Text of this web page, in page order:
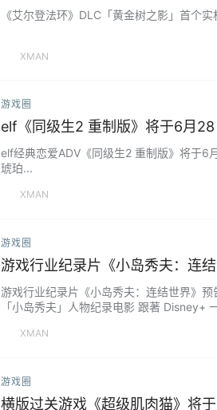
《艾尔登法环》DLC「黄金树之影」首个
XMAN
游戏圈
elf《同级生2 重制版》将于6月28
elf经典恋爱ADV《同级生2 重制版》将于6
琥珀...
XMAN
游戏圈
游戏行业纪录片《小岛秀夫：连
游戏行业纪录片《小岛秀夫：连结世界》
「小岛秀夫」人物纪录电影 跟著 Disney+
XMAN
游戏圈
横版过关游戏《超级肌肉猫》将